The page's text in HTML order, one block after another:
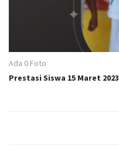
Ada 0 Foto
Prestasi Siswa 15 Maret 2023